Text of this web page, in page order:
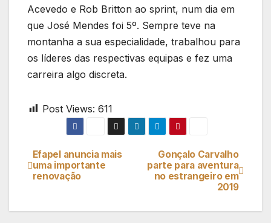
Acevedo e Rob Britton ao sprint, num dia em
que José Mendes foi 5º. Sempre teve na
montanha a sua especialidade, trabalhou para
os líderes das respectivas equipas e fez uma
carreira algo discreta.
Post Views: 611
Navegação
de
artigos
Gonçalo Carvalho
parte para aventura
no estrangeiro em
2019
Efapel anuncia mais
uma importante
renovação